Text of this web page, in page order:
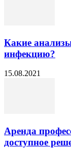
Какие
инфекцию?
15.08.2021
Аренда
доступное